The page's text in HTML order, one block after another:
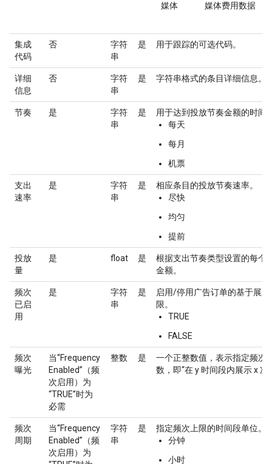
媒体 媒体费用数据
集成
代码
否
字符
串
是 用于跟踪的可选代码。
详细
信息
否
字符
串
是 字符串格式的条目详细信息。
节奏 是
字符
串
是
用于达到投放节奏金额的时间
每天
每月
机票
支出
速率
是
字符
串
是
相应条目的投放节奏速率。
尽快
均匀
提前
投放
量
是 float 是
根据支出节奏类型设置的每个
金额。
频次
已启
用
是
字符
串
是
启用/停用广告订单的基于展
限。
TRUE
FALSE
频次
曝光
当“Frequency
Enabled”（频
次启用）为
“TRUE”时为
必需
整数 是
一个正整数值，表示指定频次
数，即“在 y 时间段内展示 x 次
频次
周期
当“Frequency
Enabled”（频
次启用）为
字符
串
是
指定频次上限的时间段单位。
分钟
小时